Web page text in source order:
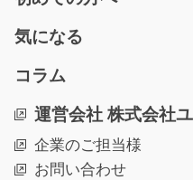
カードの検査・箱詰め
急募
＼ネイルOK・髪型自由で
気になる
コラム
運営会社 株式会社
企業のご担当様
お問い合わせ